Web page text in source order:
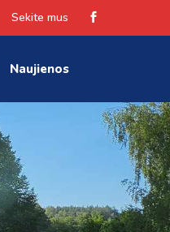
Sekite mus
Naujienos